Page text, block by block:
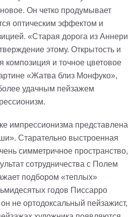
Он четко продумывает
оптическим эффектом и
«Старая дорога из Аннери
этому. Открытость и
композиция и точное цветовое
«Жатва близ Монфуко»,
удачным пейзажем
импрессионизма представлена
Старательно выстроенная
симметричное пространство,
сотрудничества с Полем
подбором «теплых»
годов Писсарро
не ортодоксальный пейзажист,